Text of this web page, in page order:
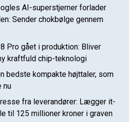
AI-superstjerner forlader
Sender chokbølge gennem
Pro gået i produktion: Bliver
kraftfuld chip-teknologi
bedste kompakte højttaler, som
nu
fra leverandører: Lægger it-
til 125 millioner kroner i graven